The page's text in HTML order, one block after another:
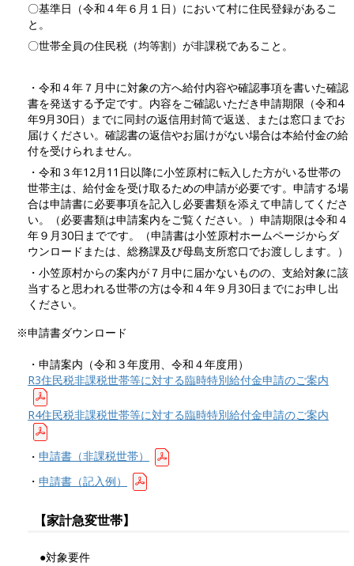
〇基準日（令和４年６月１日）において村に住民登録があるこ
と。
〇世帯全員の住民税（均等割）が非課税であること。
・令和４年７月中に対象の方へ給付内容や確認事項を書いた確認
書を発送する予定です。内容をご確認いただき申請期限（令和4
年9月30日）までに同封の返信用封筒で返送、または窓口までお
届けください。確認書の返信やお届けがない場合は本給付金の給
付を受けられません。
・令和３年12月11日以降に小笠原村に転入した方がいる世帯の
世帯主は、給付金を受け取るための申請が必要です。申請する場
合は申請書に必要事項を記入し必要書類を添えて申請してくださ
い。（必要書類は申請案内をご覧ください。）申請期限は令和４
年９月30日までです。（申請書は小笠原村ホームページからダ
ウンロードまたは、総務課及び母島支所窓口でお渡しします。）
・小笠原村からの案内が７月中に届かないものの、支給対象に該
当すると思われる世帯の方は令和４年９月30日までにお申し出
ください。
※申請書ダウンロード
・申請案内（令和３年度用、令和４年度用）
R3住民税非課税世帯等に対する臨時特別給付金申請のご案内
R4住民税非課税世帯等に対する臨時特別給付金申請のご案内
・申請書（非課税世帯）
・申請書（記入例）
【家計急変世帯】
●対象要件